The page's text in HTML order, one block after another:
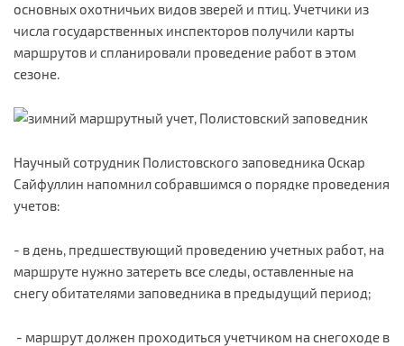
основных охотничьих видов зверей и птиц. Учетчики из
числа государственных инспекторов получили карты
маршрутов и спланировали проведение работ в этом
сезоне.
Научный сотрудник Полистовского заповедника Оскар
Сайфуллин напомнил собравшимся о порядке проведения
учетов:
- в день, предшествующий проведению учетных работ, на
маршруте нужно затереть все следы, оставленные на
снегу обитателями заповедника в предыдущий период;
- маршрут должен проходиться учетчиком на снегоходе в